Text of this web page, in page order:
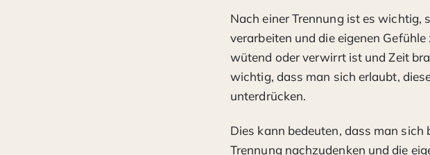
Nach einer Trennung ist es wichtig,
verarbeiten und die eigenen
wütend oder verwirrt ist und Zeit
wichtig, dass man sich erlaubt,
unterdrücken.
Dies kann bedeuten, dass man
Trennung nachzudenken und die